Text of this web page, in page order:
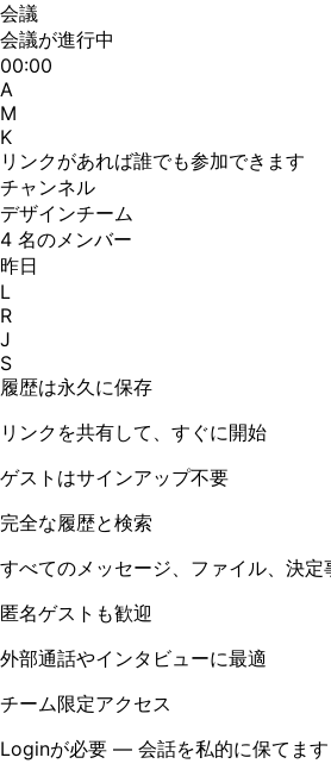
会議
会議が進行中
00:00
A
M
K
リンクがあれば誰でも参加できます
チャンネル
デザインチーム
4 名のメンバー
昨日
L
R
J
S
履歴は永久に保存
リンクを共有して、すぐに開始
ゲストはサインアップ不要
完全な履歴と検索
すべてのメッセージ、ファイル、決定
匿名ゲストも歓迎
外部通話やインタビューに最適
チーム限定アクセス
Loginが必要 — 会話を私的に保てます